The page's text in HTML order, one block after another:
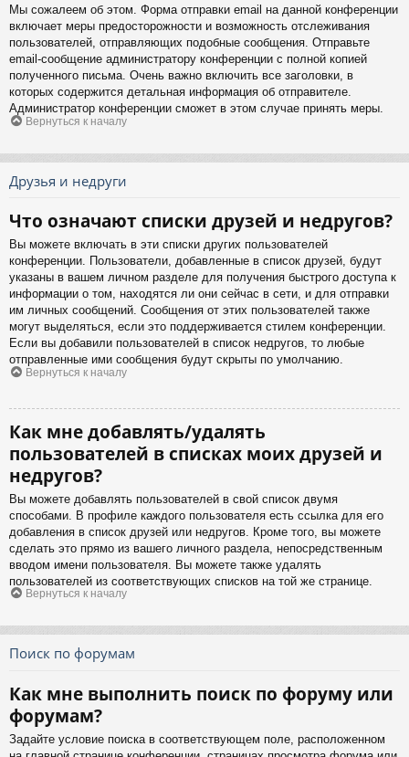
Мы сожалеем об этом. Форма отправки email на данной конференции
включает меры предосторожности и возможность отслеживания
пользователей, отправляющих подобные сообщения. Отправьте
email-сообщение администратору конференции с полной копией
полученного письма. Очень важно включить все заголовки, в
которых содержится детальная информация об отправителе.
Администратор конференции сможет в этом случае принять меры.
Вернуться к началу
Друзья и недруги
Что означают списки друзей и недругов?
Вы можете включать в эти списки других пользователей
конференции. Пользователи, добавленные в список друзей, будут
указаны в вашем личном разделе для получения быстрого доступа к
информации о том, находятся ли они сейчас в сети, и для отправки
им личных сообщений. Сообщения от этих пользователей также
могут выделяться, если это поддерживается стилем конференции.
Если вы добавили пользователей в список недругов, то любые
отправленные ими сообщения будут скрыты по умолчанию.
Вернуться к началу
Как мне добавлять/удалять
пользователей в списках моих друзей и
недругов?
Вы можете добавлять пользователей в свой список двумя
способами. В профиле каждого пользователя есть ссылка для его
добавления в список друзей или недругов. Кроме того, вы можете
сделать это прямо из вашего личного раздела, непосредственным
вводом имени пользователя. Вы можете также удалять
пользователей из соответствующих списков на той же странице.
Вернуться к началу
Поиск по форумам
Как мне выполнить поиск по форуму или
форумам?
Задайте условие поиска в соответствующем поле, расположенном